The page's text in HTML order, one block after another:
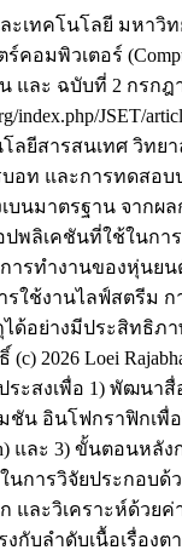
ะเทคโนโลยี มหา
พิวเตอร์
และ ฉบับที่ 2 กรก
index.php/JSET/
สารสนเทศ วิท
อท และการทด
นมาตรฐาน จาก
ลิเคชันที่ใช้ในก
รทำงานของหุ่นย
ช้งานไลฟ์สตรีม
ด้อย่างมีประสิทธิ
2026 Loei
ระสงเพื่อ 1) พัฒนา
น อินโฟกราฟิกเ
และ 3) ขั้นตอนห
ารวิจัยประกอบ
ะวิเคราะห์ด้วยค่
บลำดับเนื้อเรื่อ